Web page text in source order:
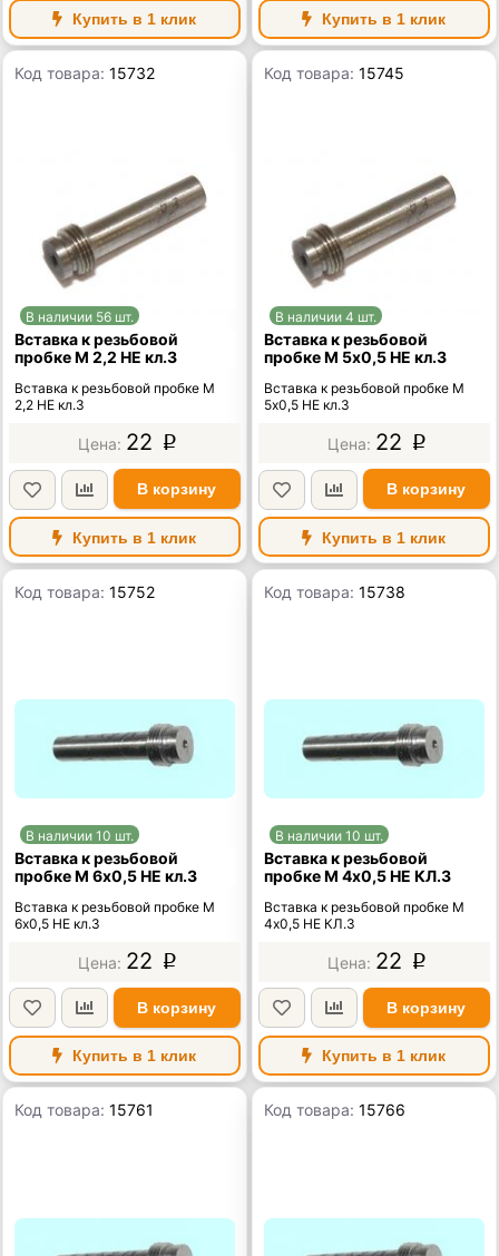
Купить в 1 клик Купить в 1 клик
Код товара:15732
В наличии 56 шт.
Вставка к резьбовой
пробке М 2,2 НЕ кл.3
Вставка к резьбовой пробке М
2,2 НЕ кл.3
22 p
В корзину
Купить в 1 клик
Код товара:15745
В наличии 4 шт.
Вставка к резьбовой
пробке М 5х0,5 НЕ кл.3
Вставка к резьбовой пробке М
5х0,5 НЕ кл.3
22 p
В корзину
Купить в 1 клик
Код товара:15752
В наличии 10 шт.
Вставка к резьбовой
пробке М 6х0,5 НЕ кл.3
Вставка к резьбовой пробке М
6х0,5 НЕ кл.3
22 p
В корзину
Купить в 1 клик
Код товара:15738
В наличии 10 шт.
Вставка к резьбовой
пробке М 4х0,5 НЕ КЛ.3
Вставка к резьбовой пробке М
4х0,5 НЕ КЛ.3
22 p
В корзину
Купить в 1 клик
Код товара:15761 Код товара:15766